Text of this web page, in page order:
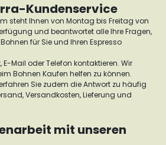
Kundenservice
steht Ihnen von Montag bis Freitag von
und beantwortet alle Ihre Fragen,
für Sie und Ihren Espresso
E-Mail oder Telefon kontaktieren. Wir
Bohnen Kaufen helfen zu können.
Sie zudem die Antwort zu häufig
Versandkosten, Lieferung und
mit unseren